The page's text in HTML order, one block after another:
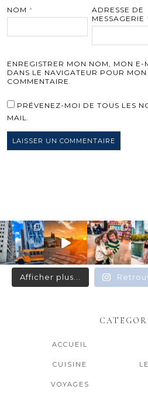
NOM *
ADRESSE DE
MESSAGERIE
ENREGISTRER MON NOM, MON E-
DANS LE NAVIGATEUR POUR
COMMENTAIRE.
PRÉVENEZ-MOI DE TOUS LES
MAIL.
Afficher plus...
ACCUEIL
CUISINE
VOYAGES